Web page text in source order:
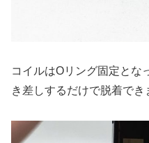
コイルはOリング固定とな
き差しするだけで脱着でき